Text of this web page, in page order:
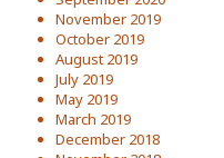
November 2019
October 2019
August 2019
July 2019
May 2019
March 2019
December 2018